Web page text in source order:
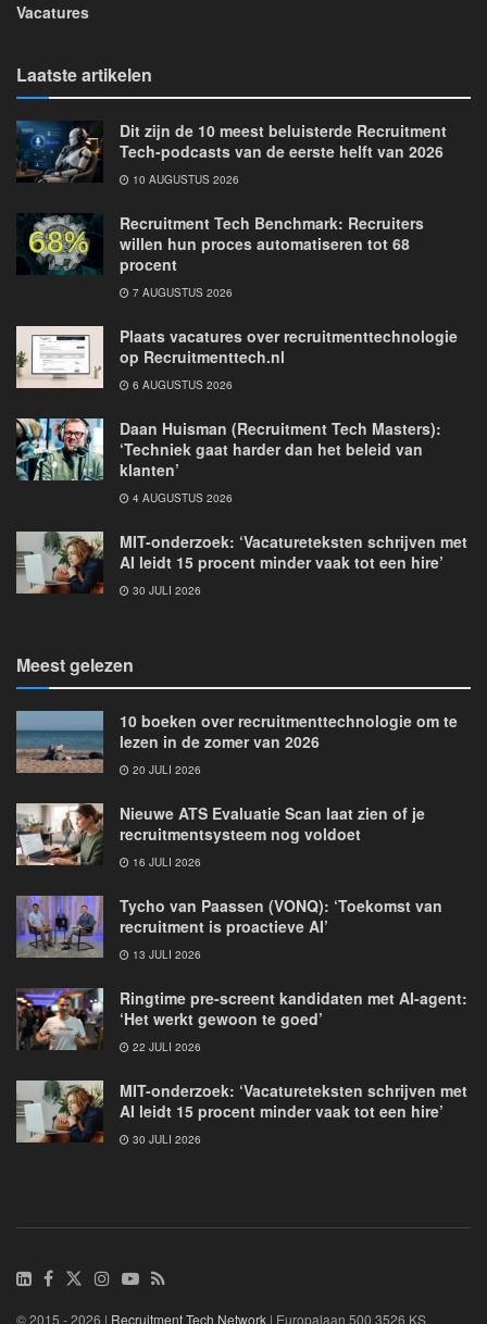
Vacatures
Laatste artikelen
Dit zijn de 10 meest beluisterde Recruitment
Tech-podcasts van de eerste helft van 2026
10 AUGUSTUS 2026
Recruitment Tech Benchmark: Recruiters
willen hun proces automatiseren tot 68
procent
7 AUGUSTUS 2026
Plaats vacatures over recruitmenttechnologie
op Recruitmenttech.nl
6 AUGUSTUS 2026
Daan Huisman (Recruitment Tech Masters):
‘Techniek gaat harder dan het beleid van
klanten’
4 AUGUSTUS 2026
MIT-onderzoek: ‘Vacatureteksten schrijven met
AI leidt 15 procent minder vaak tot een hire’
30 JULI 2026
Meest gelezen
10 boeken over recruitmenttechnologie om te
lezen in de zomer van 2026
20 JULI 2026
Nieuwe ATS Evaluatie Scan laat zien of je
recruitmentsysteem nog voldoet
16 JULI 2026
Tycho van Paassen (VONQ): ‘Toekomst van
recruitment is proactieve AI’
13 JULI 2026
Ringtime pre-screent kandidaten met AI-agent:
‘Het werkt gewoon te goed’
22 JULI 2026
MIT-onderzoek: ‘Vacatureteksten schrijven met
AI leidt 15 procent minder vaak tot een hire’
30 JULI 2026
© 2015 - 2026 | Recruitment Tech Network | Europalaan 500 3526 KS